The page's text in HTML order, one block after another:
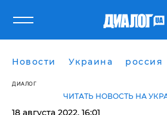
Новости Украина россия
ДИАЛОГ
ЧИТАТЬ НОВОСТЬ НА
18 августа 2022, 16:01